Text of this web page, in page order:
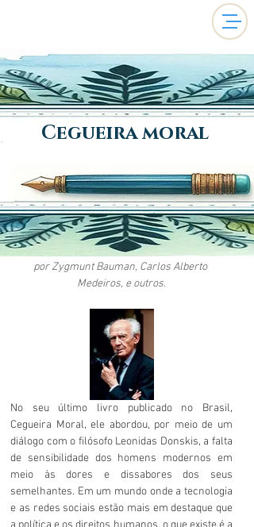
Cegueira moral
por Zygmunt Bauman, Carlos Alberto
Medeiros, e outros.
Cegueira Moral, ele abordou, por meio de um
diálogo com o filósofo Leonidas Donskis, a falta
de sensibilidade dos homens modernos em
meio às dores e dissabores dos seus
semelhantes. Em um mundo onde a tecnologia
e as redes sociais estão mais em destaque que